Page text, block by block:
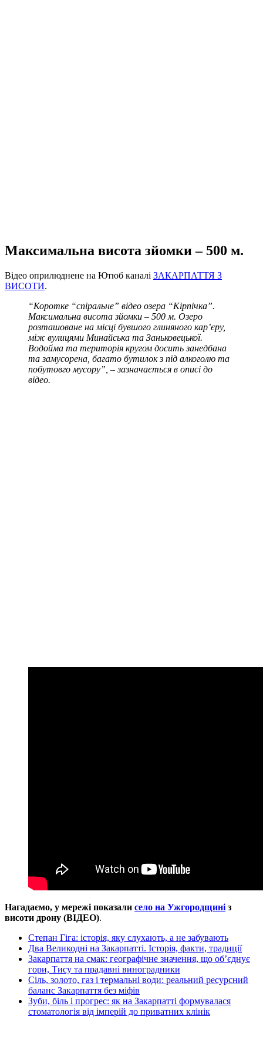
Максимальна висота зйомки – 500 м.
Відео оприлюднене на Ютюб каналі ЗАКАРПАТТЯ З
ВИСОТИ.
“Коротке “спіральне” відео озера “Кірпічка”.
Максимальна висота зйомки – 500 м. Озеро
розташоване на місці бувшого глиняного кар’єру,
між вулицями Минайська та Заньковецької.
Водойма та територія кругом досить занедбана
та замусорена, багато бутилок з під алкоголю та
побутовго мусору”, – зазначається в описі до
відео.
Нагадаємо, у мережі показали село на Ужгородщині з
висоти дрону (ВІДЕО).
Степан Гіга: історія, яку слухають, а не забувають
Два Великодні на Закарпатті. Історія, факти, традиції
Закарпаття на смак: географічне значення, що об’єднує
гори, Тису та прадавні виноградники
Сіль, золото, газ і термальні води: реальний ресурсний
баланс Закарпаття без міфів
Зуби, біль і прогрес: як на Закарпатті формувалася
стоматологія від імперій до приватних клінік